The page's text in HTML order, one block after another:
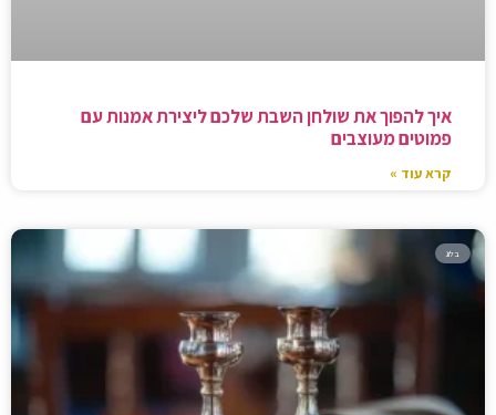
איך להפוך את שולחן השבת שלכם ליצירת אמנות עם
פמוטים מעוצבים
קרא עוד »